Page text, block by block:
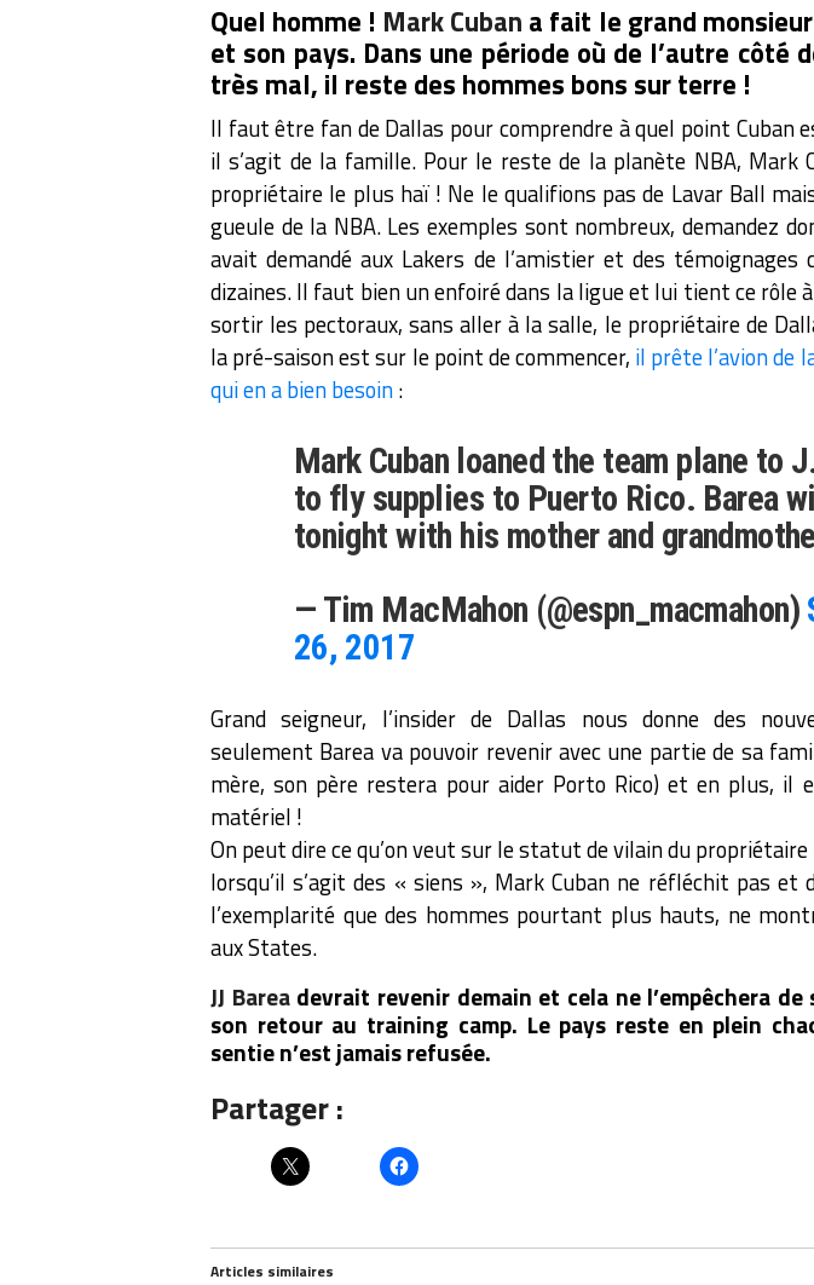
Quel homme ! Mark Cuban a fait le grand monsieur
et son pays. Dans une période où de l’autre côté
très mal, il reste des hommes bons sur terre !
Il faut être fan de Dallas pour comprendre à quel point Cuban
il s’agit de la famille. Pour le reste de la planète NBA, Mark
propriétaire le plus haï ! Ne le qualifions pas de Lavar Ball
gueule de la NBA. Les exemples sont nombreux, demandez
avait demandé aux Lakers de l’amistier et des témoignages
dizaines. Il faut bien un enfoiré dans la ligue et lui tient ce rôle
sortir les pectoraux, sans aller à la salle, le propriétaire de
la pré-saison est sur le point de commencer, il prête l’avion de
qui en a bien besoin:
Mark Cuban loaned the team plane to
to fly supplies to Puerto Rico. Barea
tonight with his mother and
— Tim MacMahon (@espn_macmahon)
26, 2017
Grand seigneur, l’insider de Dallas nous donne des
seulement Barea va pouvoir revenir avec une partie de sa
mère, son père restera pour aider Porto Rico) et en plus, il
matériel !
On peut dire ce qu’on veut sur le statut de vilain du propriétaire
lorsqu’il s’agit des « siens », Mark Cuban ne réfléchit pas et
l’exemplarité que des hommes pourtant plus hauts, ne
aux States.
JJ Bareadevrait revenir demain et cela ne l’empêchera
son retour au training camp. Le pays reste en plein
sentie n’est jamais refusée.
Partager :
Articles similaires